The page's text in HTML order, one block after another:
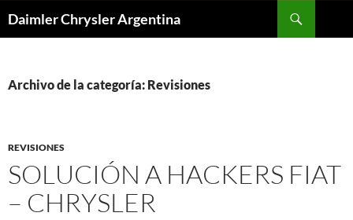
Daimler Chrysler Argentina
Archivo de la categoría: Revisiones
REVISIONES
SOLUCIÓN A HACKERS FIAT
– CHRYSLER